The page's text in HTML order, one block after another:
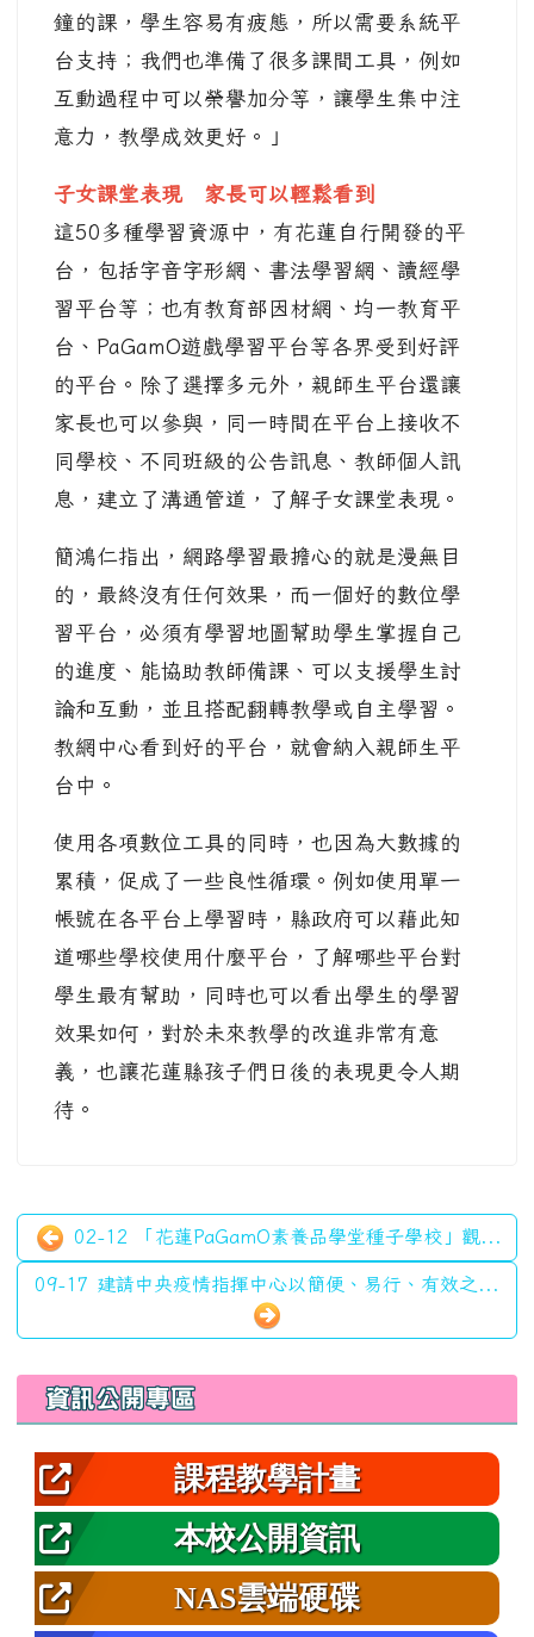
鐘的課，學生容易有疲態，所以需要系統平
台支持；我們也準備了很多課間工具，例如
互動過程中可以榮譽加分等，讓學生集中注
意力，教學成效更好。」
子女課堂表現 家長可以輕鬆看到
這50多種學習資源中，有花蓮自行開發的平
台，包括字音字形網、書法學習網、讀經學
習平台等；也有教育部因材網、均一教育平
台、PaGamO遊戲學習平台等各界受到好評
的平台。除了選擇多元外，親師生平台還讓
家長也可以參與，同一時間在平台上接收不
同學校、不同班級的公告訊息、教師個人訊
息，建立了溝通管道，了解子女課堂表現。
簡鴻仁指出，網路學習最擔心的就是漫無目
的，最終沒有任何效果，而一個好的數位學
習平台，必須有學習地圖幫助學生掌握自己
的進度、能協助教師備課、可以支援學生討
論和互動，並且搭配翻轉教學或自主學習。
教網中心看到好的平台，就會納入親師生平
台中。
使用各項數位工具的同時，也因為大數據的
累積，促成了一些良性循環。例如使用單一
帳號在各平台上學習時，縣政府可以藉此知
道哪些學校使用什麼平台，了解哪些平台對
學生最有幫助，同時也可以看出學生的學習
效果如何，對於未來教學的改進非常有意
義，也讓花蓮縣孩子們日後的表現更令人期
待。
02-12 「花蓮PaGamO素養品學堂種子學校」觀...
09-17 建請中央疫情指揮中心以簡便、易行、有效之...
左邊區域內容
資訊公開專區
課程教學計畫
本校公開資訊
NAS雲端硬碟